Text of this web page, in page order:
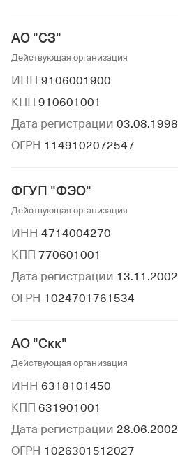
АО "СЗ"
Действующая организация
ИНН 9106001900
КПП 910601001
Дата регистрации 03.08.1998
ОГРН 1149102072547
ФГУП "ФЭО"
Действующая организация
ИНН 4714004270
КПП 770601001
Дата регистрации 13.11.2002
ОГРН 1024701761534
АО "Скк"
Действующая организация
ИНН 6318101450
КПП 631901001
Дата регистрации 28.06.2002
ОГРН 1026301512027